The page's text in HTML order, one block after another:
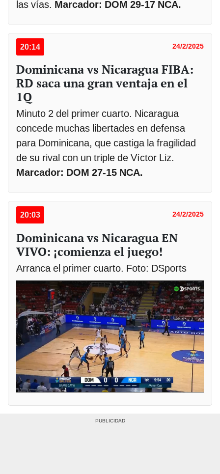
las vías. Marcador: DOM 29-17 NCA.
20:14 24/2/2025
Dominicana vs Nicaragua FIBA:
RD saca una gran ventaja en el
1Q
Minuto 2 del primer cuarto. Nicaragua
concede muchas libertades en defensa
para Dominicana, que castiga la fragilidad
de su rival con un triple de Víctor Liz.
Marcador: DOM 27-15 NCA.
20:03 24/2/2025
Dominicana vs Nicaragua EN
VIVO: ¡comienza el juego!
Arranca el primer cuarto. Foto: DSports